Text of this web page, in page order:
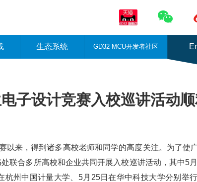

生态系统 GD32 MCU开发者社区
子设计竞赛入校巡讲活动
以来，得到诸多高校老师和同学的高度关注。为了使
联合多所高校和企业共同开展入校巡讲活动，其中5
州中国计量大学、5月25日在华中科技大学分别举